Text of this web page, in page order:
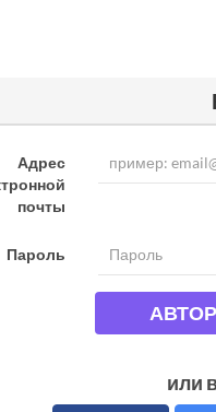
Адрес
почты
Пароль
или